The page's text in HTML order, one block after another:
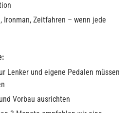
Ironman, Zeitfahren – wenn jede
Lenker und eigene Pedalen müssen
Vorbau ausrichten